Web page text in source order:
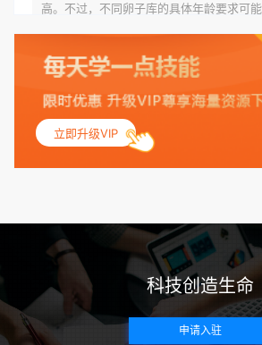
高。不过，不同卵子库的具体年龄要求可
量指数（BMI）：捐赠者的BMI通常需要在
保其身体健康状况良好。过高的BMI可能与
联，包括不孕症和妊娠并发症。 生殖健康
的月经期，无生殖障碍或异常问题。此外
妇科检查，以确保其生殖系统的健康。 遗
捐赠者及其家庭成员需要无严重的遗传病史
病史。这通常需要通过基因检测、家族史
带任何可传染给受卵者的病原体。 药物与
要是非尼古丁使用者、非吸烟者、非吸毒
影响卵子质量的药物，如某些精神药物和
心理标准 学历要求：部分卵子库对捐赠者
但这并非普遍标准。一些卵子库可能更倾向
立即升级VIP
科技创造生命
申请入驻